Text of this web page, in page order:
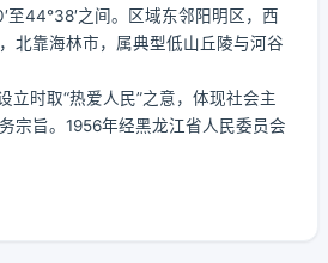
至44°38′之间。区域东邻阳明区，西
北靠海林市，属典型低山丘陵与河谷
立时取“热爱人民”之意，体现社会主
宗旨。1956年经黑龙江省人民委员会